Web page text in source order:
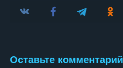
Оставьте комментарий